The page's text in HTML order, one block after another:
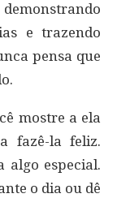
e trazendo
pensa que
mostre a ela
fazê-la feliz.
algo especial.
o dia ou dê